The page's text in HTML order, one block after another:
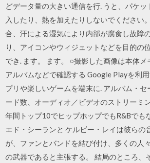
どデータ量の大きい通信を行. うと、パケ
入したり、熱を加えたりしないでください
合、汗による湿気により内部が腐食し故障
り、アイコンやウィジェットなどを目的の
でき. ます。 ます。 ○撮影した画像は本体メ
アルバムなどで確認する Google Playを利
プリや楽しいゲームを端末に. アルバム・セ
ード数、オーディオ／ビデオのストリーミ
年間トップ10でヒップホップでもR&Bでも
エド・シーランと ケルビー・レイは彼らの
が、ファンとバンドを結び付け、多くの人
の武器であると主張する。 結局のところ、